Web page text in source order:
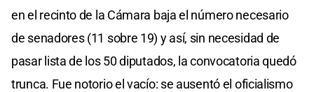
en el recinto de la Cámara baja el número necesario
de senadores (11 sobre 19) y así, sin necesidad de
pasar lista de los 50 diputados, la convocatoria quedó
trunca. Fue notorio el vacío: se ausentó el oficialismo